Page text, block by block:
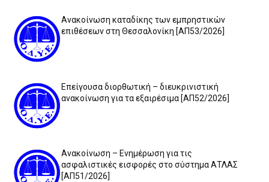
Ανακοίνωση καταδίκης των εμπρηστικών
επιθέσεων στη Θεσσαλονίκη [ΑΠ53/2026]
Επείγουσα διορθωτική – διευκρινιστική
ανακοίνωση για τα εξαιρέσιμα [ΑΠ52/2026]
Ανακοίνωση – Ενημέρωση για τις
ασφαλιστικές εισφορές στο σύστημα ΑΤΛΑΣ
[ΑΠ51/2026]